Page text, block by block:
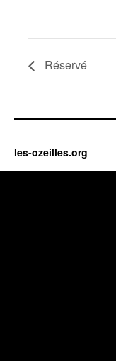
Réservé
les-ozeilles.org